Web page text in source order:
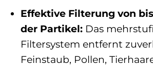
Effektive Filterung von
der Partikel:Das
Filtersystem entfernt
Feinstaub, Pollen,